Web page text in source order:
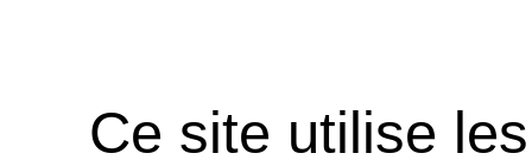
Ce site utilise